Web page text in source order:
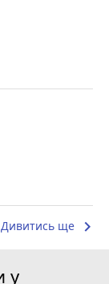
Дивитись ще keyboard_arrow_right
у